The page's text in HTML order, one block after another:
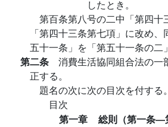
したとき。
第百条第八号の二中「第四十
「第四十三条第七項」に改め
五十一条」を「第五十一条の二
第二条 消費生活協同組合法の一
正する。
題名の次に次の目次を付する。
目次
第一章
総則（第一条―